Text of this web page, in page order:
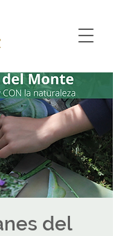
del